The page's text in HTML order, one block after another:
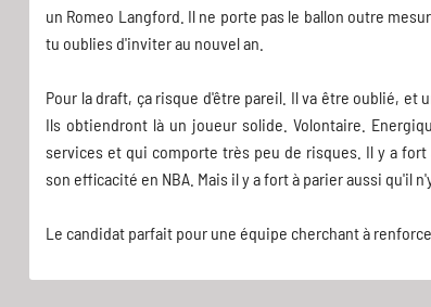
un Romeo Langford. Il ne porte pas le ballon outre
tu oublies d'inviter au nouvel an.
Pour la draft, ça risque d'être pareil. Il va être oublié, et
Ils obtiendront là un joueur solide. Volontaire.
services et qui comporte très peu de risques. Il y a
son efficacité en NBA. Mais il y a fort à parier aussi qu'il
Le candidat parfait pour une équipe cherchant à